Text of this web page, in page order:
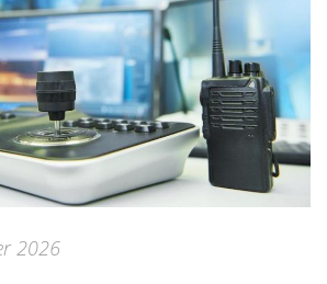
2026